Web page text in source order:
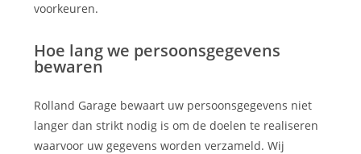
voorkeuren.
Hoe lang we persoonsgegevens
bewaren
Rolland Garage bewaart uw persoonsgegevens niet
langer dan strikt nodig is om de doelen te realiseren
waarvoor uw gegevens worden verzameld. Wij